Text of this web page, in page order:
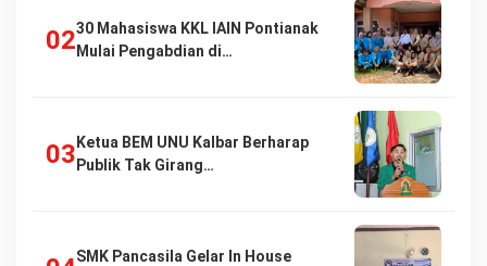
30 Mahasiswa KKL IAIN Pontianak
Mulai Pengabdian di…
Ketua BEM UNU Kalbar Berharap
Publik Tak Girang…
SMK Pancasila Gelar In House